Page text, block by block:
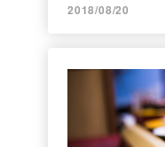
2018/08/20